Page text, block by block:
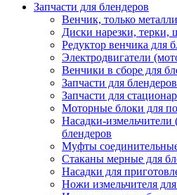
Запчасти для блендеров
Венчик, только
Диски нарезки, терки,
Редуктор венчика для
Электродвигатели
Венчики в сборе для
Запчасти для
Запчасти для
Моторные блоки для
Насадки-
блендеров
Муфты
Стаканы мерные для
Насадки для
Ножи измельчителя